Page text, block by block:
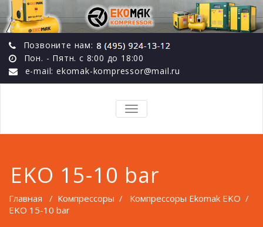
Позвоните нам:
Пон. - Пятн. с 8:00 до 18:00
e-mail: ekomak-kompressor@mail.ru
TOGGLE
EKO 15-10 bar
Главная / Компрессоры / Компрессоры Ekomak EKO /
EKO 15-10 bar